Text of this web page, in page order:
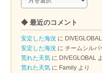
ア
カ
イ
ブ
◆ 最近のコメント
安定した海況 に DIVEGLOBAL
安定した海況 にチームシルバ
荒れた天気 に DIVEGLOBAL
荒れた天気 に Family より